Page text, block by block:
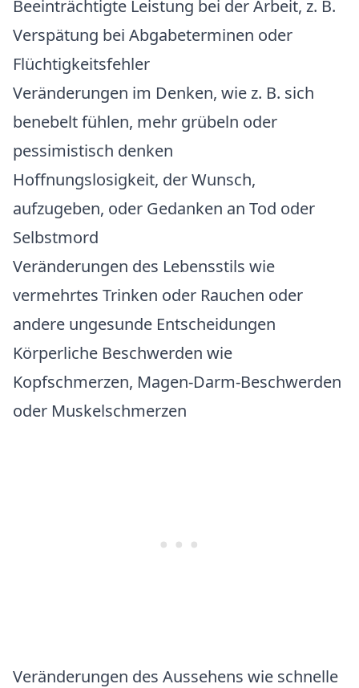
Beeinträchtigte Leistung bei der Arbeit, z. B.
Verspätung bei Abgabeterminen oder
Flüchtigkeitsfehler
Veränderungen im Denken, wie z. B. sich
benebelt fühlen, mehr grübeln oder
pessimistisch denken
Hoffnungslosigkeit, der Wunsch,
aufzugeben, oder Gedanken an Tod oder
Selbstmord
Veränderungen des Lebensstils wie
vermehrtes Trinken oder Rauchen oder
andere ungesunde Entscheidungen
Körperliche Beschwerden wie
Kopfschmerzen, Magen-Darm-Beschwerden
oder Muskelschmerzen
Veränderungen des Aussehens wie schnelle